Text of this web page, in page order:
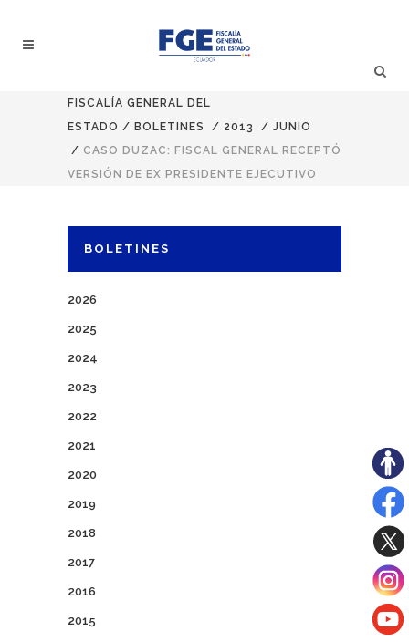
FISCALÍA GENERAL DEL
ESTADO / BOLETINES / 2013 / JUNIO
/ CASO DUZAC: FISCAL GENERAL RECEPTÓ
VERSIÓN DE EX PRESIDENTE EJECUTIVO
BOLETINES
2026
2025
2024
2023
2022
2021
2020
2019
2018
2017
2016
2015